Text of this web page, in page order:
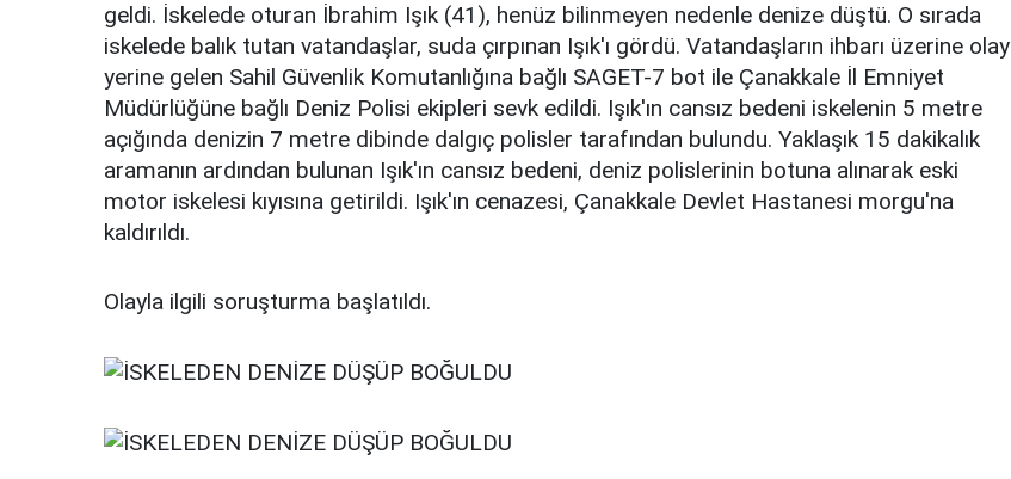
geldi. İskelede oturan İbrahim Işık (41), henüz bilinmeyen nedenle denize düştü. O sırada
iskelede balık tutan vatandaşlar, suda çırpınan Işık'ı gördü. Vatandaşların ihbarı üzerine olay
yerine gelen Sahil Güvenlik Komutanlığına bağlı SAGET-7 bot ile Çanakkale İl Emniyet
Müdürlüğüne bağlı Deniz Polisi ekipleri sevk edildi. Işık'ın cansız bedeni iskelenin 5 metre
açığında denizin 7 metre dibinde dalgıç polisler tarafından bulundu. Yaklaşık 15 dakikalık
aramanın ardından bulunan Işık'ın cansız bedeni, deniz polislerinin botuna alınarak eski
motor iskelesi kıyısına getirildi. Işık'ın cenazesi, Çanakkale Devlet Hastanesi morgu'na
kaldırıldı.
Olayla ilgili soruşturma başlatıldı.